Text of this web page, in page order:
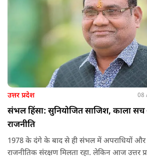
उत्तर प्रदेश 08
संभल हिंसा: सुनियोजित साजिश, काला
राजनीति
1978 के दंगे के बाद से ही संभल में अपराधियों और
राजनीतिक संरक्षण मिलता रहा. लेकिन आज उत्तर